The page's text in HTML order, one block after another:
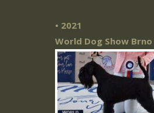
• 2021
World Dog Show Brno